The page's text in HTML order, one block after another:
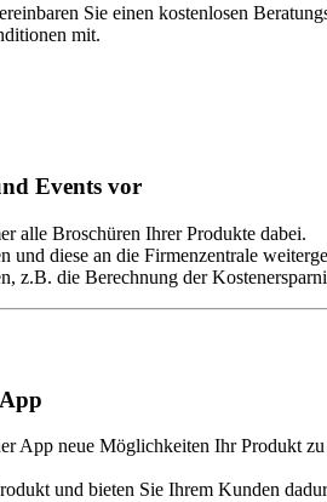
Sie einen kostenlosen
mit.
Events vor
alle Broschüren Ihrer Produkte dabei.
und diese an die Firmenzentrale
z.B. die Berechnung der
App neue Möglichkeiten Ihr Produkt
und bieten Sie Ihrem Kunden